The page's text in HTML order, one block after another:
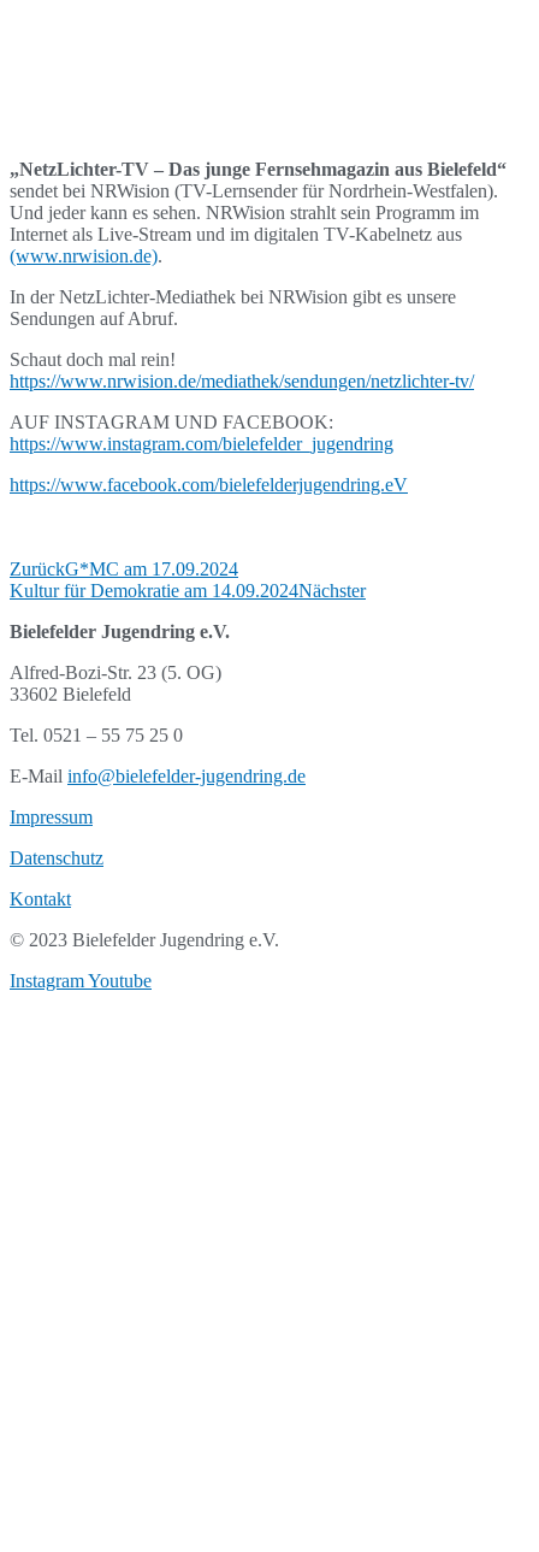
„NetzLichter-TV – Das junge Fernsehmagazin aus Bielefeld“
sendet bei NRWision (TV-Lernsender für Nordrhein-Westfalen).
Und jeder kann es sehen. NRWision strahlt sein Programm im
Internet als Live-Stream und im digitalen TV-Kabelnetz aus
(www.nrwision.de).
In der NetzLichter-Mediathek bei NRWision gibt es unsere
Sendungen auf Abruf.
Schaut doch mal rein!
https://www.nrwision.de/mediathek/sendungen/netzlichter-tv/
AUF INSTAGRAM UND FACEBOOK:
https://www.instagram.com/bielefelder_jugendring
https://www.facebook.com/bielefelderjugendring.eV
ZurückG*MC am 17.09.2024
Kultur für Demokratie am 14.09.2024Nächster
Bielefelder Jugendring e.V.
Alfred-Bozi-Str. 23 (5. OG)
33602 Bielefeld
Tel. 0521 – 55 75 25 0
E-Mail info@bielefelder-jugendring.de
Impressum
Datenschutz
Kontakt
© 2023 Bielefelder Jugendring e.V.
InstagramYoutube